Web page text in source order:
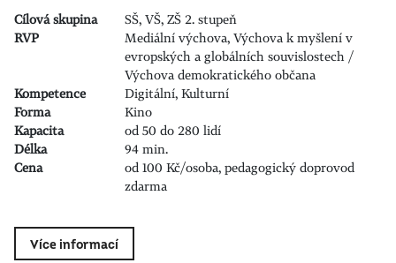
Cílová skupina
SŠ, VŠ, ZŠ 2. stupeň
RVP
Mediální výchova, Výchova k myšlení v
evropských a globálních souvislostech /
Výchova demokratického občana
Kompetence
Digitální, Kulturní
Forma
Kino
Kapacita
od 50 do 280 lidí
Délka
94 min.
Cena
od 100 Kč/osoba, pedagogický doprovod
zdarma
Více informací